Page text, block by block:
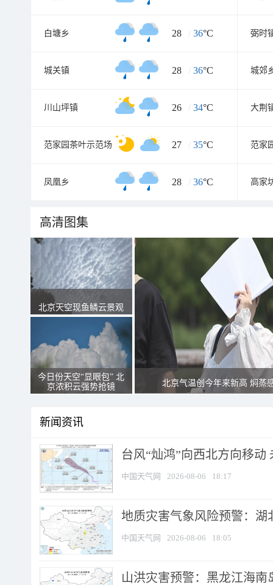
白塘乡 28 / 36°C 弼时
城关镇 28 / 36°C 城郊
川山坪镇 26 / 34°C 大荆
范家园茶叶示范场 27 / 35°C 范家
凤凰乡 28 / 36°C 高家
高清图集
北京天空现鱼鳞云景观
今日份天空“显眼包” 北
京浓积云强势抢镜
北京气温创今年来新高 焖蒸
新闻资讯
台风“灿鸿”向西北方向移动
中国天气网 2026-08-06 18:17
地质灾害气象风险预警：湖
中国天气网 2026-08-06 18:05
山洪灾害预警：黑龙江海